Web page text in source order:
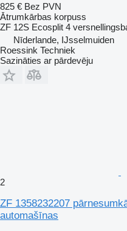
825 € Bez PVN
Ātrumkārbas korpuss
ZF 12S Ecosplit 4
Nīderlande, IJsselmuiden
Roessink Techniek
Sazināties ar pārdevēju
2
ZF 1358232207
automašīnas